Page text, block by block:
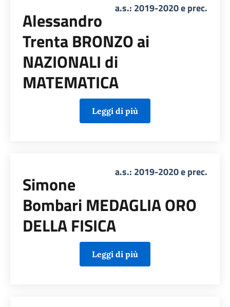
a.s.: 2019-2020 e prec.
Alessandro
Trenta BRONZO ai
NAZIONALI di
MATEMATICA
Leggi di più
a.s.: 2019-2020 e prec.
Simone
Bombari MEDAGLIA ORO
DELLA FISICA
Leggi di più